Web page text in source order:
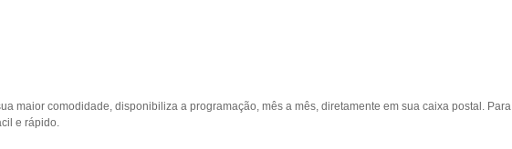
maior comodidade, disponibiliza a programação, mês a mês, diretamente em sua caixa postal. Para
e rápido.